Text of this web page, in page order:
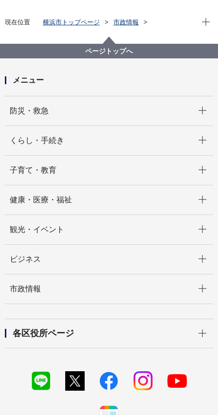
現在位置 横浜市トップページ
市政情報
記者発表 2025年度
横浜DeNAベイスターズ選手が呼びかける自転車乗車時
のヘルメット着用啓発運動を実施します
現在
ページトップへ
メニュー
防災・救急
くらし・手続き
子育て・教育
健康・医療・福祉
観光・イベント
ビジネス
市政情報
各区役所ページ